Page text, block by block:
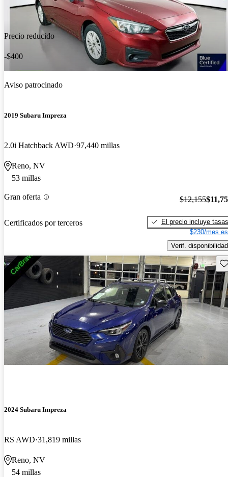
Precio reducido
-$400
Aviso patrocinado
2019 Subaru Impreza
2.0i Hatchback AWD 97,440 millas
Reno, NV
53 millas
Gran oferta
Certificados por terceros
$12,155
El precio incluye tasas
$230/mes
Verif. disponibilidad
2024 Subaru Impreza
RS AWD 31,819 millas
Reno, NV
54 millas